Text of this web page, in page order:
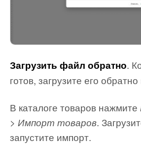
Загрузить файл обратно.
готов, загрузите его
В каталоге товаров нажмите
> Импорт товаров.
запустите импорт.